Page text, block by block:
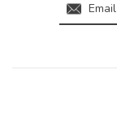
Email